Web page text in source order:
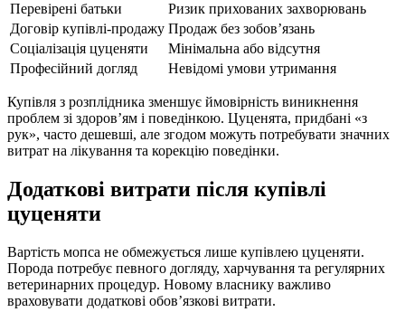
Перевірені батьки
Ризик прихованих захворювань
Договір купівлі-продажу Продаж без зобов’язань
Соціалізація цуценяти
Мінімальна або відсутня
Професійний догляд
Невідомі умови утримання
Купівля з розплідника зменшує ймовірність виникнення
проблем зі здоров’ям і поведінкою. Цуценята, придбані «з
рук», часто дешевші, але згодом можуть потребувати значних
витрат на лікування та корекцію поведінки.
Додаткові витрати після купівлі
цуценяти
Вартість мопса не обмежується лише купівлею цуценяти.
Порода потребує певного догляду, харчування та регулярних
ветеринарних процедур. Новому власнику важливо
враховувати додаткові обов’язкові витрати.